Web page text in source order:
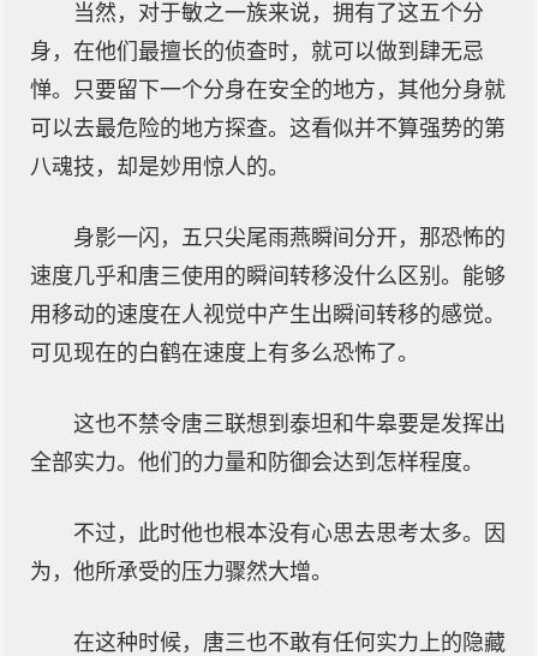
当然，对于敏之一族来说，拥有了这五个分
身，在他们最擅长的侦查时，就可以做到肆无忌
惮。只要留下一个分身在安全的地方，其他分身就
可以去最危险的地方探查。这看似并不算强势的第
八魂技，却是妙用惊人的。
身影一闪，五只尖尾雨燕瞬间分开，那恐怖的
速度几乎和唐三使用的瞬间转移没什么区别。能够
用移动的速度在人视觉中产生出瞬间转移的感觉。
可见现在的白鹤在速度上有多么恐怖了。
这也不禁令唐三联想到泰坦和牛皋要是发挥出
全部实力。他们的力量和防御会达到怎样程度。
不过，此时他也根本没有心思去思考太多。因
为，他所承受的压力骤然大增。
在这种时候，唐三也不敢有任何实力上的隐藏